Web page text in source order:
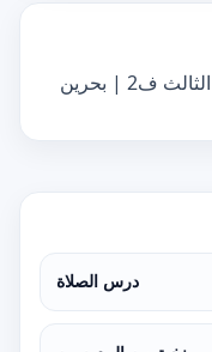
ف2 | بحرين
درس الصلاة